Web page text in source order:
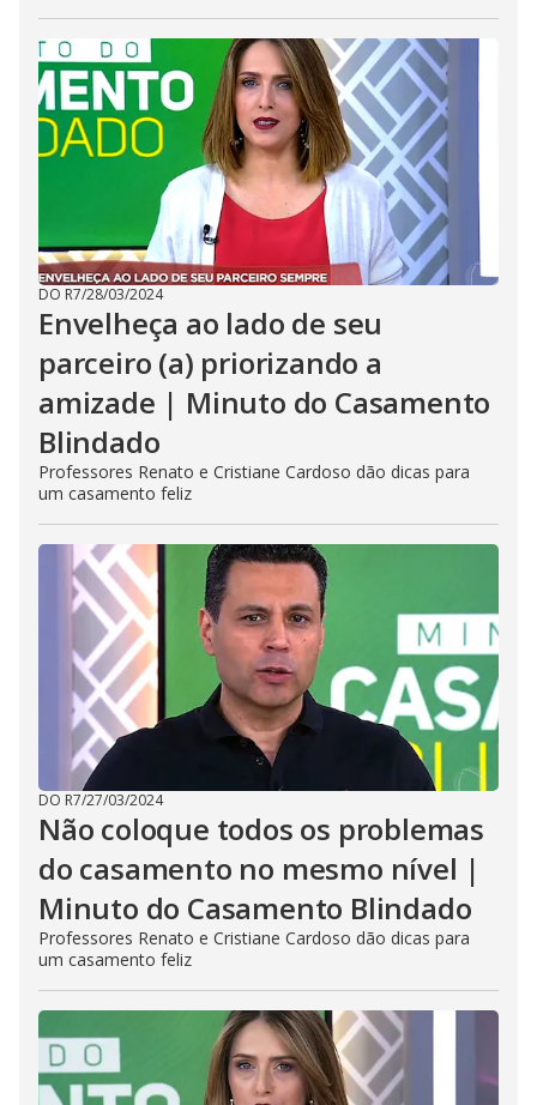
DO R7/28/03/2024
Envelheça ao lado de seu
parceiro (a) priorizando a
amizade | Minuto do Casamento
Blindado
Professores Renato e Cristiane Cardoso dão dicas para
um casamento feliz
DO R7/27/03/2024
Não coloque todos os problemas
do casamento no mesmo nível |
Minuto do Casamento Blindado
Professores Renato e Cristiane Cardoso dão dicas para
um casamento feliz